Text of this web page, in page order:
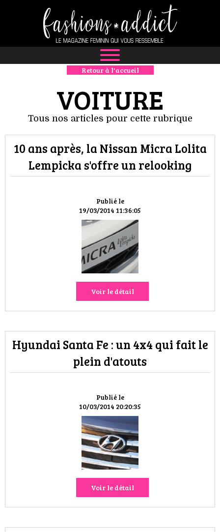
NEWS
MODE
LUXE
DÉFILÉS
BOUTIQUE
CULTURE
HIGH TECH
MAISON
AUTO
LIEUX TENDANCES
MODE DE RUE
JEUNES CRÉATEURS
HISTOIRE DES MARQUES
DÉCO
VOYAGES & LOISIRS
Retour à l'accueil
VOITURE
Tous nos articles pour cette rubrique
Publié le
19/03/2014 11:36:05
10 ans après, la Nissan Micra Lolita
Lempicka s'offre un relooking
Voir le détail
Publié le
10/03/2014 20:20:35
Hyundai Santa Fe : un 4x4 qui fait le
plein d'atouts
Voir le détail